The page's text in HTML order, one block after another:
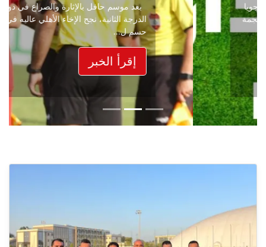
بعد موسم حافل بالإثارة والصراع في دوري
الدرجة الثانية، نجح الإخاء الأهلي عاليه في
حسم ل...
إقرأ الخبر